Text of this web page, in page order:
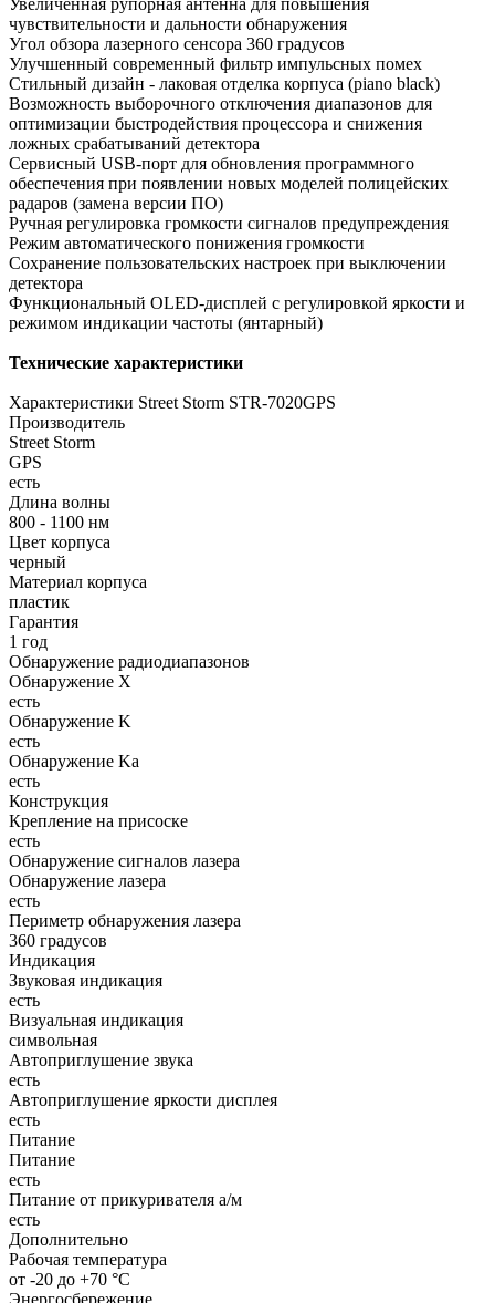
Увеличенная рупорная антенна для повышения
чувствительности и дальности обнаружения
Угол обзора лазерного сенсора 360 градусов
Улучшенный современный фильтр импульсных помех
Стильный дизайн - лаковая отделка корпуса (piano black)
Возможность выборочного отключения диапазонов для
оптимизации быстродействия процессора и снижения
ложных срабатываний детектора
Сервисный USB-порт для обновления программного
обеспечения при появлении новых моделей полицейских
радаров (замена версии ПО)
Ручная регулировка громкости сигналов предупреждения
Режим автоматического понижения громкости
Сохранение пользовательских настроек при выключении
детектора
Функциональный OLED-дисплей с регулировкой яркости и
режимом индикации частоты (янтарный)
Технические характеристики
Характеристики Street Storm STR-7020GPS
Производитель
Street Storm
GPS
есть
Длина волны
800 - 1100 нм
Цвет корпуса
черный
Материал корпуса
пластик
Гарантия
1 год
Обнаружение радиодиапазонов
Обнаружение X
есть
Обнаружение K
есть
Обнаружение Ka
есть
Конструкция
Крепление на присоске
есть
Обнаружение сигналов лазера
Обнаружение лазера
есть
Периметр обнаружения лазера
360 градусов
Индикация
Звуковая индикация
есть
Визуальная индикация
символьная
Автоприглушение звука
есть
Автоприглушение яркости дисплея
есть
Питание
Питание
есть
Питание от прикуривателя а/м
есть
Дополнительно
Рабочая температура
от -20 до +70 °С
Энергосбережение